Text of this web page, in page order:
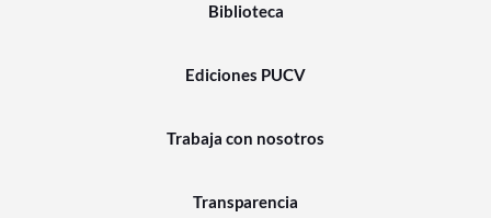
Biblioteca
Ediciones PUCV
Trabaja con nosotros
Transparencia